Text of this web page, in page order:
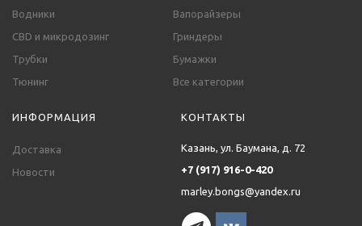
Водники
Вапорайзеры
CBD и микродозинг
Гриндеры
Трубки
Бумажки
Тюнинг
Все категории
ИНФОРМАЦИЯ
Доставка
Новости
КОНТАКТЫ
Казань, ул. Баумана, д. 72
+7 (917) 916-0-420
marley.bongs@yandex.ru